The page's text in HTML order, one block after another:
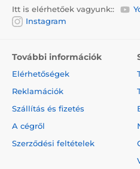
Itt is elérhetőek vagyunk::
Instagram
További információk
Elérhetőségek
Reklamációk
Szállítás és fizetés
A cégről
Szerződési feltételek